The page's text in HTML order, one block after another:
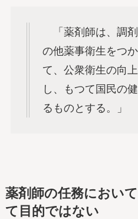
「薬剤師は、調
の他薬事衛生をつ
て、公衆衛生の向
し、もつて国民の
るものとする。」
薬剤師の任務におい
て目的ではない